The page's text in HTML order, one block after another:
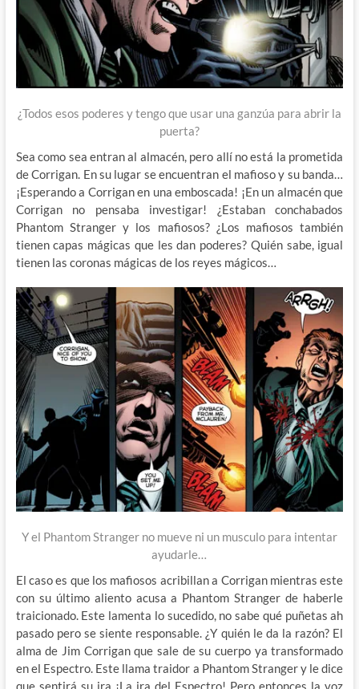
¿Todos esos poderes y tengo que usar una ganzúa para abrir la
puerta?
Sea como sea entran al almacén, pero allí no está la prometida
de Corrigan. En su lugar se encuentran el mafioso y su banda…
¡Esperando a Corrigan en una emboscada! ¡En un almacén que
Corrigan no pensaba investigar! ¿Estaban conchabados
Phantom Stranger y los mafiosos? ¿Los mafiosos también
tienen capas mágicas que les dan poderes? Quién sabe, igual
tienen las coronas mágicas de los reyes mágicos…
Y el Phantom Stranger no mueve ni un musculo para intentar
ayudarle…
El caso es que los mafiosos acribillan a Corrigan mientras este
con su último aliento acusa a Phantom Stranger de haberle
traicionado. Este lamenta lo sucedido, no sabe qué puñetas ah
pasado pero se siente responsable. ¿Y quién le da la razón? El
alma de Jim Corrigan que sale de su cuerpo ya transformado
en el Espectro. Este llama traidor a Phantom Stranger y le dice
que sentirá su ira ¡La ira del Espectro! Pero entonces la voz